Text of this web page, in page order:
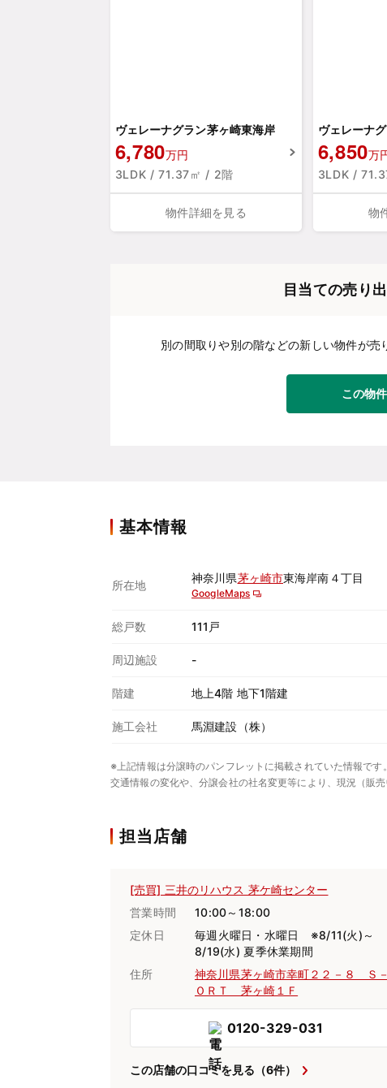
ヴェレーナグラン茅ヶ崎東海岸
6,780万円
3LDK / 71.37㎡ / 2階
物件詳細を見る
ヴェレーナ
6,850万
3LDK /
物
目当ての売り
別の間取りや別の階などの新しい物件が売
この物
基本情報
所在地
神奈川県茅ヶ崎市東海岸南４丁目
GoogleMaps
総戸数 111戸
周辺施設 -
階建 地上4階 地下1階建
施工会社 馬淵建設（株）
※上記情報は分譲時のパンフレットに掲載されていた情報です。
交通情報の変化や、分譲会社の社名変更等により、現況（販
担当店舗
[売買] 三井のリハウス 茅ケ崎センター
営業時間
10:00～18:00
定休日
毎週火曜日・水曜日 ※8/11(火)～
8/19(水) 夏季休業期間
住所
神奈川県茅ヶ崎市幸町２２－８ Ｓ
ＯＲＴ 茅ヶ崎１Ｆ
0120-329-031
この店舗の口コミを見る（6件）